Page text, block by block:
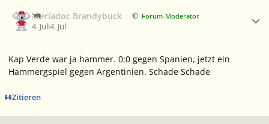
Meriadoc Brandybuck Forum-Moderator
4. Juli4. Jul
Kap Verde war ja hammer. 0:0 gegen Spanien, jetzt ein
Hammergspiel gegen Argentinien. Schade Schade
Zitieren